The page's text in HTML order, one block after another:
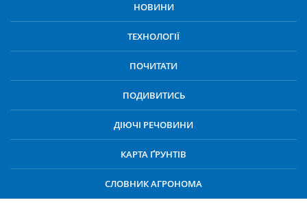
НОВИНИ
ТЕХНОЛОГІЇ
ПОЧИТАТИ
ПОДИВИТИСЬ
ДІЮЧІ РЕЧОВИНИ
КАРТА ҐРУНТІВ
СЛОВНИК АГРОНОМА